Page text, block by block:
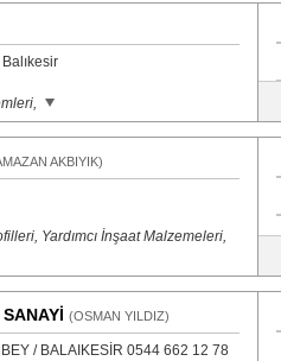
AKBIYIK)
Yardımcı İnşaat Malzemeleri,
(OSMAN YILDIZ)
/ BALAIKESİR 0544 662 12 78